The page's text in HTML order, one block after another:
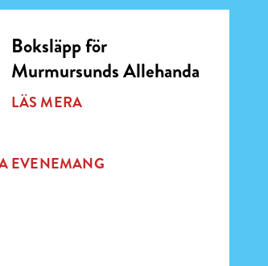
Boksläpp för
Murmursunds Allehanda
LÄS MERA
EVENEMANG